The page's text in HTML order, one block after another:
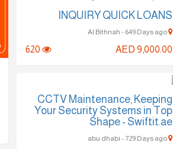
INQUIRY QUICK LOANS
Al Bithnah - 649 Days ago
AED 9,000.00
620
CCTV Maintenance, Keeping
Your Security Systems in Top
Shape - Swiftit.ae
abu dhabi - 729 Days ago